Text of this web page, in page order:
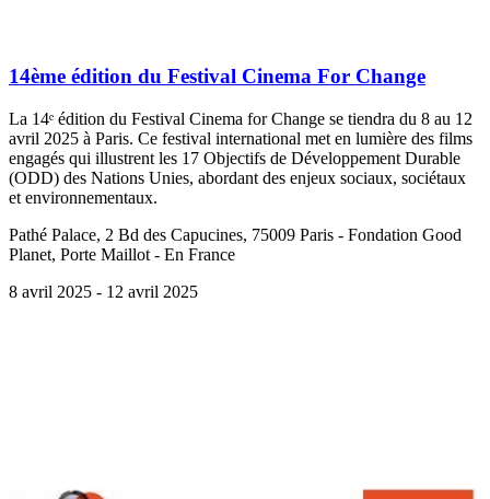
14ème édition du Festival Cinema For Change
La 14ᵉ édition du Festival Cinema for Change se tiendra du 8 au 12
avril 2025 à Paris. Ce festival international met en lumière des films
engagés qui illustrent les 17 Objectifs de Développement Durable
(ODD) des Nations Unies, abordant des enjeux sociaux, sociétaux
et environnementaux.
Pathé Palace, 2 Bd des Capucines, 75009 Paris - Fondation Good
Planet, Porte Maillot - En France
8 avril 2025 - 12 avril 2025